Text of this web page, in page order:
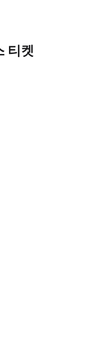
티켓